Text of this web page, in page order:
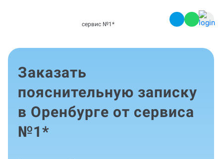
сервис №1 *
Заказать
пояснительную записку
в Оренбурге от сервиса
№1*